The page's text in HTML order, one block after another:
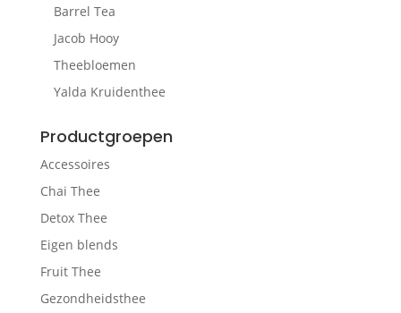
Barrel Tea
Jacob Hooy
Theebloemen
Yalda Kruidenthee
Productgroepen
Accessoires
Chai Thee
Detox Thee
Eigen blends
Fruit Thee
Gezondheidsthee